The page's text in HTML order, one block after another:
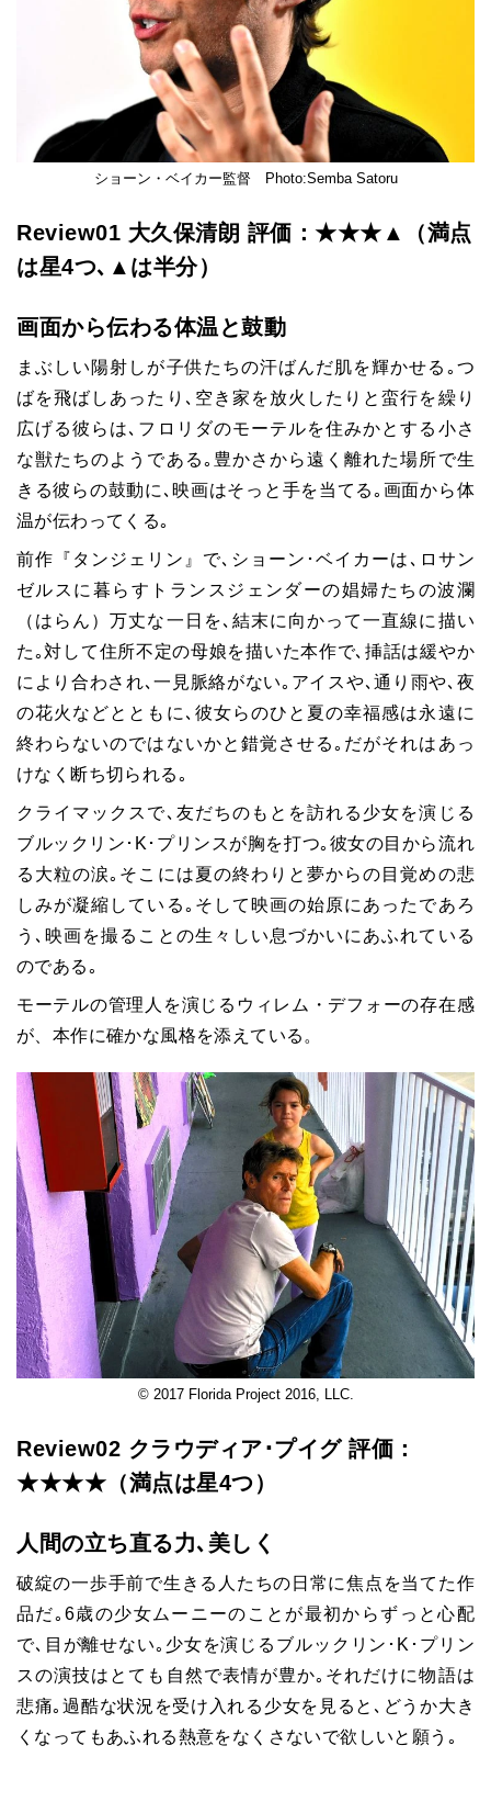
ショーン・ベイカー監督 Photo:Semba Satoru
Review01 大久保清朗 評価： ★★★▲
（満点
は星4つ､▲は半分）
画面から伝わる体温と鼓動
まぶしい陽射しが子供たちの汗ばんだ肌を輝かせる｡つ
ばを飛ばしあったり､空き家を放火したりと蛮行を繰り
広げる彼らは､フロリダのモーテルを住みかとする小さ
な獣たちのようである｡豊かさから遠く離れた場所で生
きる彼らの鼓動に､映画はそっと手を当てる｡画面から体
温が伝わってくる｡
前作『タンジェリン』で､ショーン･ベイカーは､ロサン
ゼルスに暮らすトランスジェンダーの娼婦たちの波瀾
（はらん）万丈な一日を､結末に向かって一直線に描い
た｡対して住所不定の母娘を描いた本作で､挿話は緩やか
により合わされ､一見脈絡がない｡アイスや､通り雨や､夜
の花火などとともに､彼女らのひと夏の幸福感は永遠に
終わらないのではないかと錯覚させる｡だがそれはあっ
けなく断ち切られる｡
クライマックスで､友だちのもとを訪れる少女を演じる
ブルックリン･K･プリンスが胸を打つ｡彼女の目から流れ
る大粒の涙｡そこには夏の終わりと夢からの目覚めの悲
しみが凝縮している｡そして映画の始原にあったであろ
う､映画を撮ることの生々しい息づかいにあふれている
のである｡
モーテルの管理人を演じるウィレム・デフォーの存在感
が、本作に確かな風格を添えている。
© 2017 Florida Project 2016, LLC.
Review02 クラウディア･プイグ 評価：
★★★★ （満点は星4つ）
人間の立ち直る力､美しく
破綻の一歩手前で生きる人たちの日常に焦点を当てた作
品だ｡6歳の少女ムーニーのことが最初からずっと心配
で､目が離せない｡少女を演じるブルックリン･K･プリン
スの演技はとても自然で表情が豊か｡それだけに物語は
悲痛｡過酷な状況を受け入れる少女を見ると､どうか大き
くなってもあふれる熱意をなくさないで欲しいと願う｡